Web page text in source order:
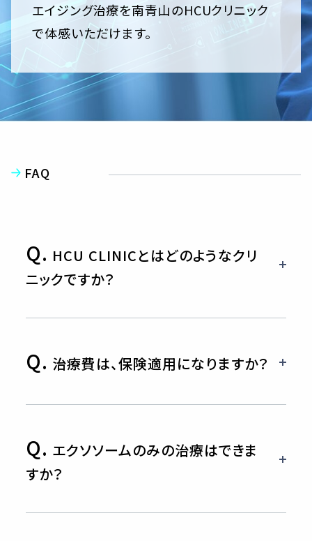
エイジング治療を南青山のHCUクリニック
で体感いただけます。
FAQ
Q. HCU CLINICとはどのようなクリ
ニックですか？
Q. 治療費は、保険適用になりますか？
Q. エクソソームのみの治療はできま
すか？